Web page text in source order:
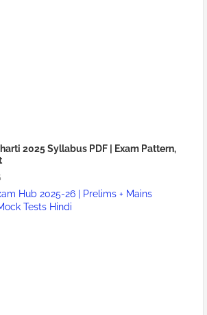
2025 Syllabus PDF | Exam Pattern,